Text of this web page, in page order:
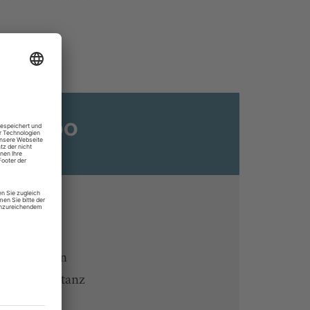
Abo
lesen
von tanz